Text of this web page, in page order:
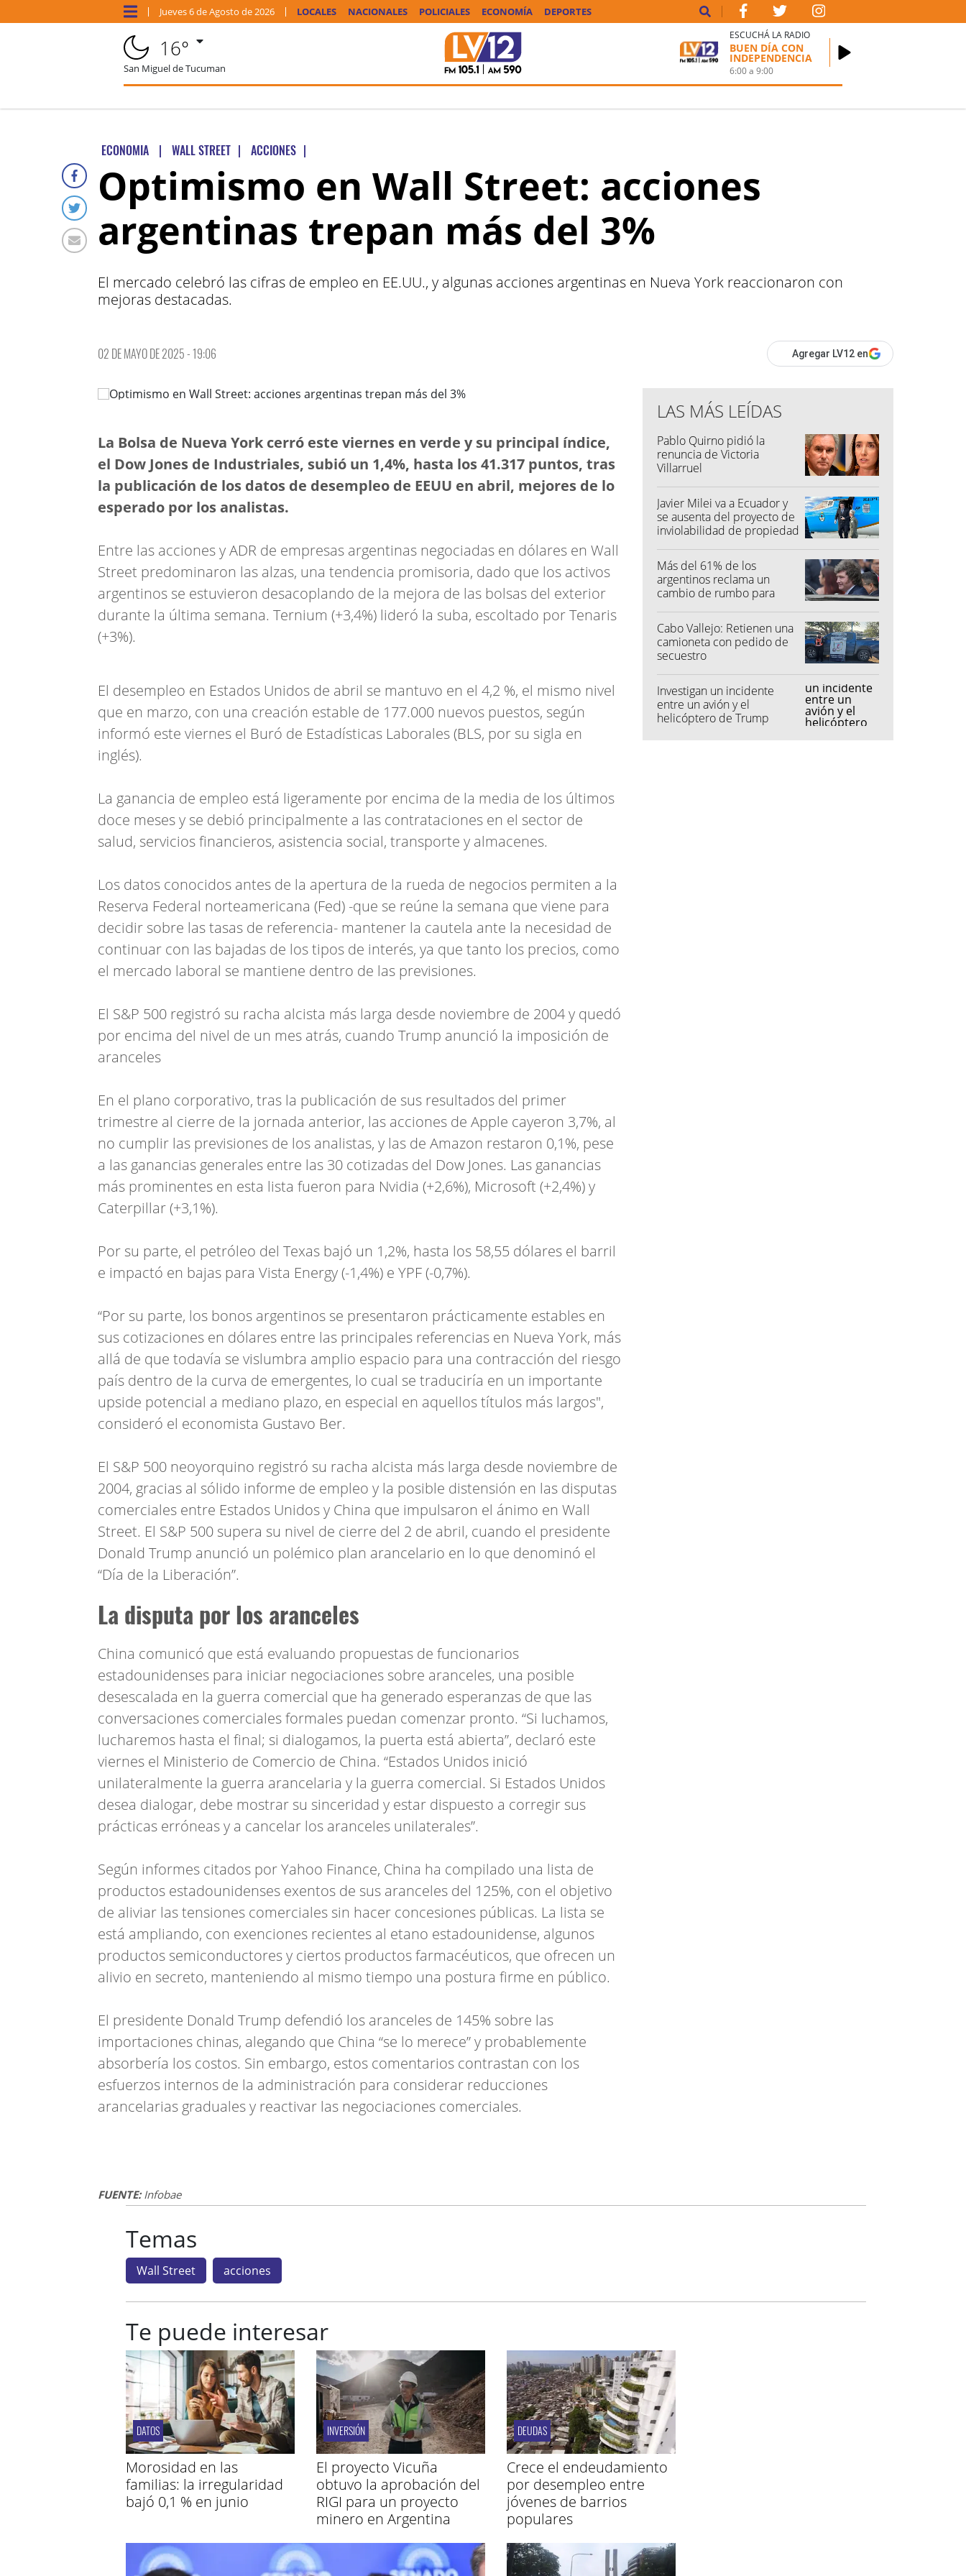
Jueves6 deAgosto de 2026 LOCALES NACIONALES POLICIALES ECONOMÍA DEPORTES
16°
San Miguel de Tucuman
ESCUCHÁ LA RADIO
BUEN DÍA CON
INDEPENDENCIA
6:00a9:00
ECONOMIA | WALL STREET | ACCIONES |
Optimismo en Wall Street: acciones
argentinas trepan más del 3%
El mercado celebró las cifras de empleo en EE.UU., y algunas acciones argentinas en Nueva York reaccionaron con
mejoras destacadas.
02 DE MAYO DE 2025 - 19:06 Agregar LV12 en
La Bolsa de Nueva York cerró este viernes en verde y su principal índice,
el Dow Jones de Industriales, subió un 1,4%, hasta los 41.317 puntos, tras
la publicación de los datos de desempleo de EEUU en abril, mejores de lo
esperado por los analistas.
Entre las acciones y ADR de empresas argentinas negociadas en dólares en Wall
Street predominaron las alzas, una tendencia promisoria, dado que los activos
argentinos se estuvieron desacoplando de la mejora de las bolsas del exterior
durante la última semana. Ternium (+3,4%) lideró la suba, escoltado por Tenaris
(+3%).
El desempleo en Estados Unidos de abril se mantuvo en el 4,2 %, el mismo nivel
que en marzo, con una creación estable de 177.000 nuevos puestos, según
informó este viernes el Buró de Estadísticas Laborales (BLS, por su sigla en
inglés).
La ganancia de empleo está ligeramente por encima de la media de los últimos
doce meses y se debió principalmente a las contrataciones en el sector de
salud, servicios financieros, asistencia social, transporte y almacenes.
Los datos conocidos antes de la apertura de la rueda de negocios permiten a la
Reserva Federal norteamericana (Fed) -que se reúne la semana que viene para
decidir sobre las tasas de referencia- mantener la cautela ante la necesidad de
continuar con las bajadas de los tipos de interés, ya que tanto los precios, como
el mercado laboral se mantiene dentro de las previsiones.
El S&P 500 registró su racha alcista más larga desde noviembre de 2004 y quedó
por encima del nivel de un mes atrás, cuando Trump anunció la imposición de
aranceles
En el plano corporativo, tras la publicación de sus resultados del primer
trimestre al cierre de la jornada anterior, las acciones de Apple cayeron 3,7%, al
no cumplir las previsiones de los analistas, y las de Amazon restaron 0,1%, pese
a las ganancias generales entre las 30 cotizadas del Dow Jones. Las ganancias
más prominentes en esta lista fueron para Nvidia (+2,6%), Microsoft (+2,4%) y
Caterpillar (+3,1%).
Por su parte, el petróleo del Texas bajó un 1,2%, hasta los 58,55 dólares el barril
e impactó en bajas para Vista Energy (-1,4%) e YPF (-0,7%).
“Por su parte, los bonos argentinos se presentaron prácticamente estables en
sus cotizaciones en dólares entre las principales referencias en Nueva York, más
allá de que todavía se vislumbra amplio espacio para una contracción del riesgo
país dentro de la curva de emergentes, lo cual se traduciría en un importante
upside potencial a mediano plazo, en especial en aquellos títulos más largos",
consideró el economista Gustavo Ber.
El S&P 500 neoyorquino registró su racha alcista más larga desde noviembre de
2004, gracias al sólido informe de empleo y la posible distensión en las disputas
comerciales entre Estados Unidos y China que impulsaron el ánimo en Wall
Street. El S&P 500 supera su nivel de cierre del 2 de abril, cuando el presidente
Donald Trump anunció un polémico plan arancelario en lo que denominó el
“Día de la Liberación”.
La disputa por los aranceles
China comunicó que está evaluando propuestas de funcionarios
estadounidenses para iniciar negociaciones sobre aranceles, una posible
desescalada en la guerra comercial que ha generado esperanzas de que las
conversaciones comerciales formales puedan comenzar pronto. “Si luchamos,
lucharemos hasta el final; si dialogamos, la puerta está abierta”, declaró este
viernes el Ministerio de Comercio de China. “Estados Unidos inició
unilateralmente la guerra arancelaria y la guerra comercial. Si Estados Unidos
desea dialogar, debe mostrar su sinceridad y estar dispuesto a corregir sus
prácticas erróneas y a cancelar los aranceles unilaterales”.
Según informes citados por Yahoo Finance, China ha compilado una lista de
productos estadounidenses exentos de sus aranceles del 125%, con el objetivo
de aliviar las tensiones comerciales sin hacer concesiones públicas. La lista se
está ampliando, con exenciones recientes al etano estadounidense, algunos
productos semiconductores y ciertos productos farmacéuticos, que ofrecen un
alivio en secreto, manteniendo al mismo tiempo una postura firme en público.
El presidente Donald Trump defendió los aranceles de 145% sobre las
importaciones chinas, alegando que China “se lo merece” y probablemente
absorbería los costos. Sin embargo, estos comentarios contrastan con los
esfuerzos internos de la administración para considerar reducciones
arancelarias graduales y reactivar las negociaciones comerciales.
FUENTE:Infobae
LAS MÁS LEÍDAS
Pablo Quirno pidió la
renuncia de Victoria
Villarruel
Javier Milei va a Ecuador y
se ausenta del proyecto de
inviolabilidad de propiedad
Más del 61% de los
argentinos reclama un
cambio de rumbo para
Cabo Vallejo: Retienen una
camioneta con pedido de
secuestro
Investigan un incidente
entre un avión y el
helicóptero de Trump
Temas
Wall Street acciones
Te puede interesar
DATOS
Morosidad en las
familias: la irregularidad
bajó 0,1 % en junio
INVERSIÓN
El proyecto Vicuña
obtuvo la aprobación del
RIGI para un proyecto
minero en Argentina
DEUDAS
Crece el endeudamiento
por desempleo entre
jóvenes de barrios
populares